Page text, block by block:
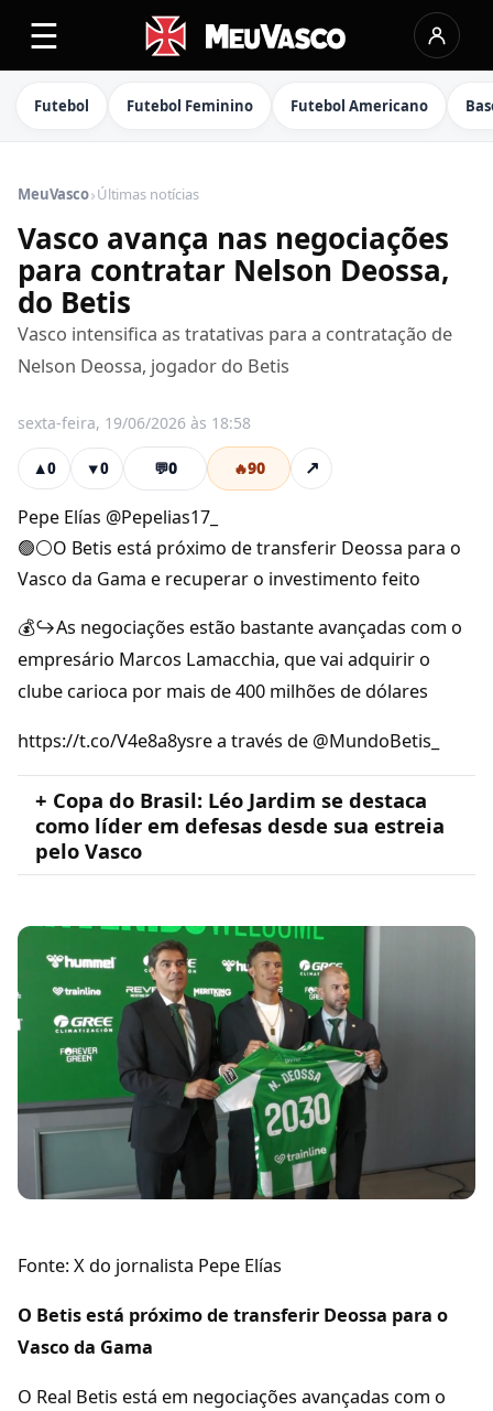
☰
Futebol Futebol Feminino Futebol Americano
MeuVasco›Últimas notícias
Vasco avança nas negociações
para contratar Nelson Deossa,
do Betis
Vasco intensifica as tratativas para a contratação de
Nelson Deossa, jogador do Betis
sexta-feira, 19/06/2026 às 18:58
▲0 ▼0 💬0 🔥90 ↗
Pepe Elías @Pepelias17_
🟢⚪️O Betis está próximo de transferir Deossa para o
Vasco da Gama e recuperar o investimento feito
💰↪️As negociações estão bastante avançadas com o
empresário Marcos Lamacchia, que vai adquirir o
clube carioca por mais de 400 milhões de dólares
https://t.co/V4e8a8ysre a través de @MundoBetis_
+ Copa do Brasil: Léo Jardim se destaca
como líder em defesas desde sua estreia
pelo Vasco
Fonte: X do jornalista Pepe Elías
O Betis está próximo de transferir Deossa para o
Vasco da Gama
O Real Betis está em negociações avançadas com o